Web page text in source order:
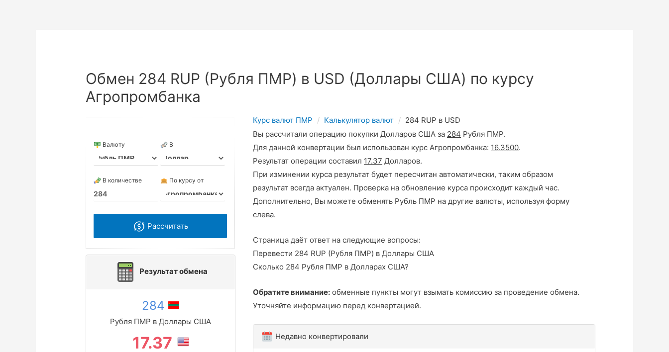
Обмен 284 RUP (Рубля ПМР) в USD (Доллары США) по курсу
Агропромбанка
Валюту В
В количестве По курсу от
Рассчитать
Результат обмена
284
Рубля ПМР в Доллары США
17.37
Курс валют ПМР Калькулятор валют
284 RUP в USD
Вы рассчитали операцию покупки Долларов США за 284 Рубля ПМР.
Для данной конвертации был использован курс Агропромбанка: 16.3500.
Результат операции составил 17.37 Долларов.
При изминении курса результат будет пересчитан автоматически, таким образом
результат всегда актуален. Проверка на обновление курса происходит каждый час.
Дополнительно, Вы можете обменять Рубль ПМР на другие валюты, используя форму
слева.
Страница даёт ответ на следующие вопросы:
Перевести 284 RUP (Рубля ПМР) в Доллары США
Сколько 284 Рубля ПМР в Долларах США?
Обратите внимание: обменные пункты могут взымать комиссию за проведение обмена.
Уточняйте информацию перед конвертацией.
Недавно конвертировали